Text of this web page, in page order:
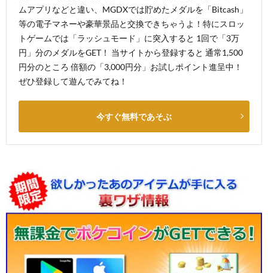
ムアプリなどと違い、MGDXでは貯めたメダルを「Bitcash」
等の電子マネーや豪華景品と交換できちゃうよ！特にスロッ
トゲームでは「ラッシュモード」に突入すると 1回で「3万
円」分のメダルをGET！ 当サイトから登録すると 通常1,500
円分のところ 倍額の「3,000円分」お試しポイント進呈中！
ぜひ登録して遊んでみてね！
今すぐ無料であそぶ